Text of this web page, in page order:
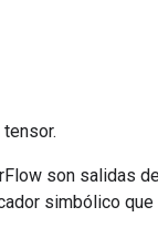
son salidas
simbólico